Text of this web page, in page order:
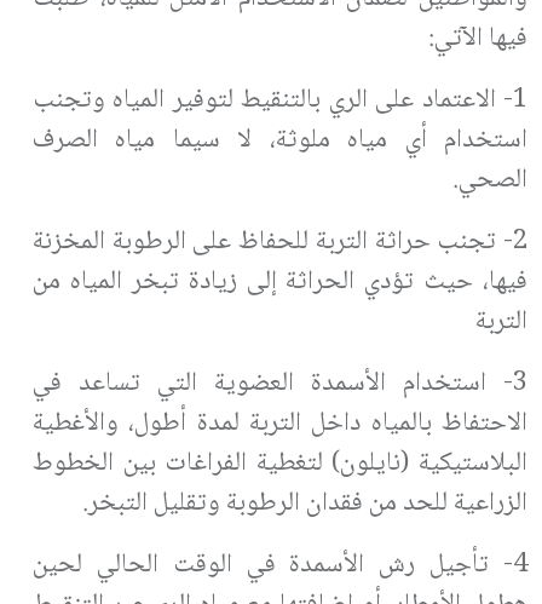
فيها الآتي:
1- الاعتماد على الري بالتنقيط لتوفير المياه وتجنب
استخدام أي مياه ملوثة، لا سيما مياه الصرف
الصحي.
2- تجنب حراثة التربة للحفاظ على الرطوبة المخزنة
فيها، حيث تؤدي الحراثة إلى زيادة تبخر المياه من
التربة
3- استخدام الأسمدة العضوية التي تساعد في
الاحتفاظ بالمياه داخل التربة لمدة أطول، والأغطية
البلاستيكية (نايلون) لتغطية الفراغات بين الخطوط
الزراعية للحد من فقدان الرطوبة وتقليل التبخر.
4- تأجيل رش الأسمدة في الوقت الحالي لحين